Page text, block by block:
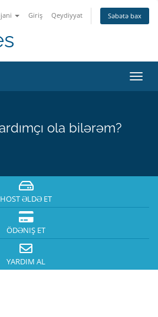
Giriş Qeydiyyat Səbətə bax
keçid
ola bilərəm?
HOST ƏLDƏ ET
ÖDƏNIŞ ET
YARDIM AL